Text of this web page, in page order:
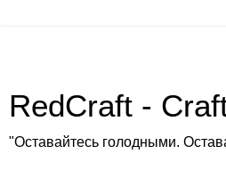
RedCraft -
"Оставайтесь голодными.